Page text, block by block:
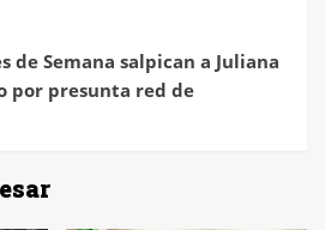
de Semana salpican a Juliana
por presunta red de